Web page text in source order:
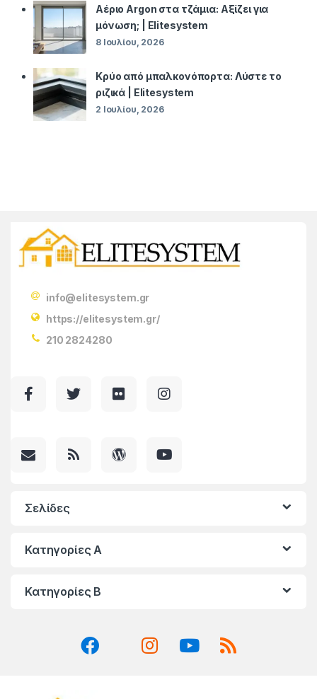
Αέριο Argon στα τζάμια: Αξίζει για
μόνωση; | Elitesystem
8 Ιουλίου, 2026
Κρύο από μπαλκονόπορτα: Λύστε το
ριζικά | Elitesystem
2 Ιουλίου, 2026
info@elitesystem.gr
https://elitesystem.gr/
210 2824280
Σελίδες
Κατηγορίες A
Κατηγορίες Β